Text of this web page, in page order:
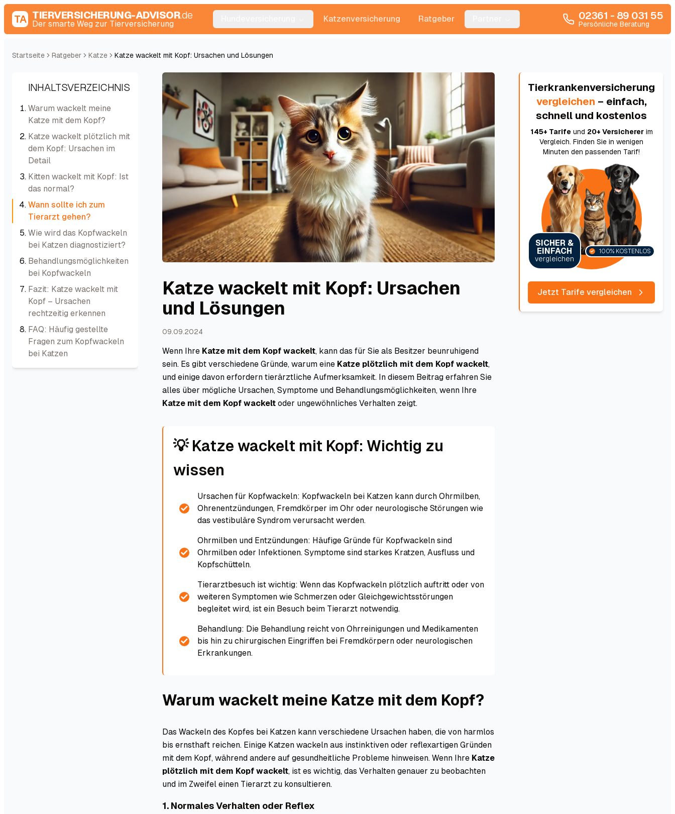
TA TIERVERSICHERUNG-ADVISOR.de
Der smarte Weg zur Tierversicherung
Katzenversicherung Ratgeber 02361 - 89 031 55
Persönliche Beratung
Startseite Ratgeber Katze Katze wackelt mit Kopf: Ursachen und Lösungen
INHALTSVERZEICHNIS
Warum wackelt meine
Katze mit dem Kopf?
Katze wackelt plötzlich mit
dem Kopf: Ursachen im
Detail
Kitten wackelt mit Kopf: Ist
das normal?
Wann sollte ich zum
Tierarzt gehen?
Wie wird das Kopfwackeln
bei Katzen diagnostiziert?
Behandlungsmöglichkeiten
bei Kopfwackeln
Fazit: Katze wackelt mit
Kopf – Ursachen
rechtzeitig erkennen
FAQ: Häufig gestellte
Fragen zum Kopfwackeln
bei Katzen
Katze wackelt mit Kopf: Ursachen
und Lösungen
09.09.2024
Wenn Ihre Katze mit dem Kopf wackelt, kann das für Sie als Besitzer beunruhigend
sein. Es gibt verschiedene Gründe, warum eine Katze plötzlich mit dem Kopf wackelt,
und einige davon erfordern tierärztliche Aufmerksamkeit. In diesem Beitrag erfahren Sie
alles über mögliche Ursachen, Symptome und Behandlungsmöglichkeiten, wenn Ihre
Katze mit dem Kopf wackelt oder ungewöhnliches Verhalten zeigt.
💡 Katze wackelt mit Kopf: Wichtig zu
wissen
Ursachen für Kopfwackeln: Kopfwackeln bei Katzen kann durch Ohrmilben,
Ohrenentzündungen, Fremdkörper im Ohr oder neurologische Störungen wie
das vestibuläre Syndrom verursacht werden.
Ohrmilben und Entzündungen: Häufige Gründe für Kopfwackeln sind
Ohrmilben oder Infektionen. Symptome sind starkes Kratzen, Ausfluss und
Kopfschütteln.
Tierarztbesuch ist wichtig: Wenn das Kopfwackeln plötzlich auftritt oder von
weiteren Symptomen wie Schmerzen oder Gleichgewichtsstörungen
begleitet wird, ist ein Besuch beim Tierarzt notwendig.
Behandlung: Die Behandlung reicht von Ohrreinigungen und Medikamenten
bis hin zu chirurgischen Eingriffen bei Fremdkörpern oder neurologischen
Erkrankungen.
Warum wackelt meine Katze mit dem Kopf?
Das Wackeln des Kopfes bei Katzen kann verschiedene Ursachen haben, die von harmlos
bis ernsthaft reichen. Einige Katzen wackeln aus instinktiven oder reflexartigen Gründen
mit dem Kopf, während andere auf gesundheitliche Probleme hinweisen. Wenn Ihre Katze
plötzlich mit dem Kopf wackelt, ist es wichtig, das Verhalten genauer zu beobachten
und im Zweifel einen Tierarzt zu konsultieren.
1. Normales Verhalten oder Reflex
Tierkrankenversicherung
vergleichen – einfach,
schnell und kostenlos
145+ Tarifeund 20+ Versichererim
Vergleich. Finden Sie in wenigen
Minuten den passenden Tarif!
SICHER &
EINFACH
vergleichen
100% KOSTENLOS
Jetzt Tarife vergleichen